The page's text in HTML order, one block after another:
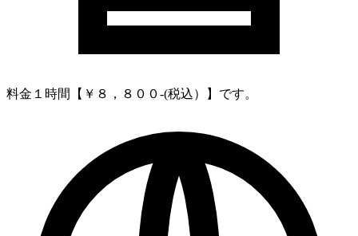
料金 １時間【￥８，８００-(税込）】です。